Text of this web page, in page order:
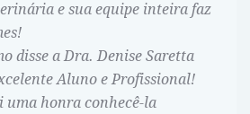
e sua equipe inteira faz
disse a Dra. Denise Saretta
Aluno e Profissional!
uma honra conhecê-la